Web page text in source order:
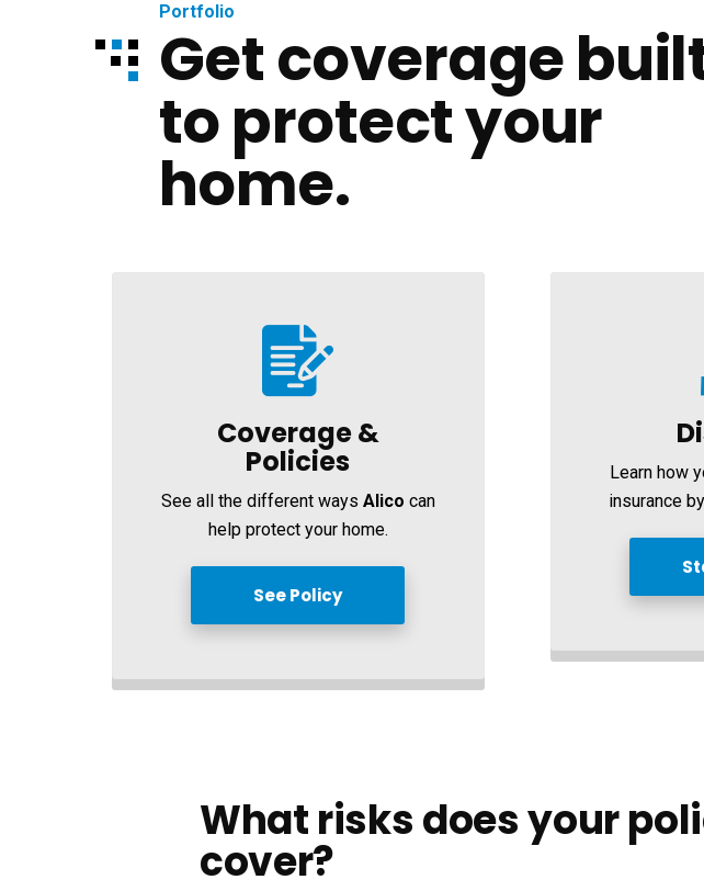
Portfolio
Get coverage
to protect your
home.
Coverage &
Policies
See all the different ways Alico can
help protect your home.
See Policy
Learn how
insurance
What risks does your
cover?